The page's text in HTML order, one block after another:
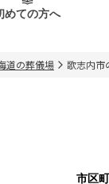
めての方へ
初めての方へ
東京都
ご葬儀事例
葬儀の知識
札幌市
道の葬儀場 歌志内市
市区